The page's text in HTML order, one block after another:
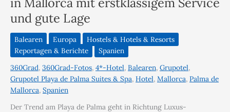
und gute Lage
Balearen Europa
Hostels & Hotels & Resorts
Reportagen & Berichte
Spanien
360Grad, 360Grad-Fotos, 4*-Hotel, Balearen, Grupotel,
Grupotel Playa de Palma Suites & Spa, Hotel, Mallorca, Palma de
Mallorca, Spanien
Der Trend am Playa de Palma geht in Richtung Luxus-